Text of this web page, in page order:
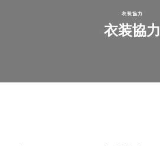
衣装協力
衣装協力